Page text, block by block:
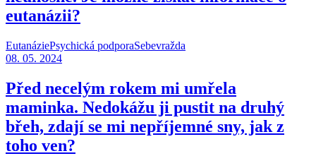
eutanázii?
EutanáziePsychická podporaSebevražda
08. 05. 2024
Před necelým rokem mi umřela
maminka. Nedokážu ji pustit na druhý
břeh, zdají se mi nepříjemné sny, jak z
toho ven?